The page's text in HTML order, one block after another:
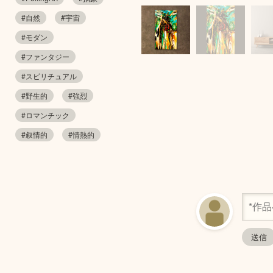
#自然
#宇宙
#モダン
#ファンタジー
#スピリチュアル
#野生的
#強烈
#ロマンチック
#叙情的
#情熱的